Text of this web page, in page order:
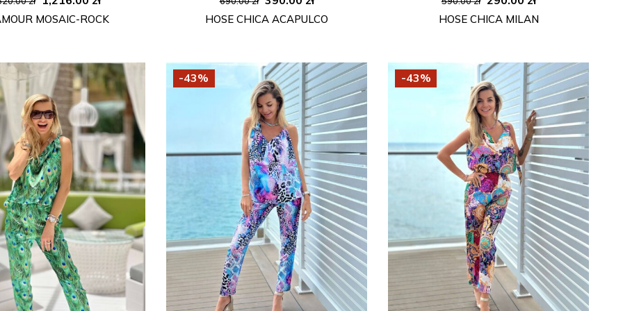
Preis
Preis
MOSAIC-ROCK
Preis
Preis
HOSE CHICA ACAPULCO
Preis
Preis
HOSE CHICA MILAN
-43% -43%